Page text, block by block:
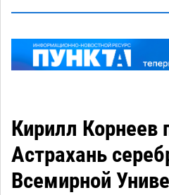
Кирилл Корнеев
Астрахань
Всемирной